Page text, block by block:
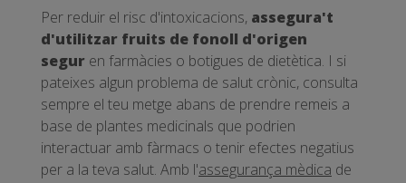
Per reduir el risc d'intoxicacions, assegura't
d'utilitzar fruits de fonoll d'origen
segur en farmàcies o botigues de dietètica. I si
pateixes algun problema de salut crònic, consulta
sempre el teu metge abans de prendre remeis a
base de plantes medicinals que podrien
interactuar amb fàrmacs o tenir efectes negatius
per a la teva salut. Amb l'assegurança mèdica de